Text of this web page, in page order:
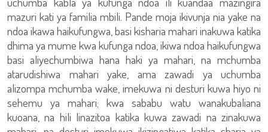
mazuri kati ya familia mbili. Pande moja ikivunja nia yake na
ndoa ikawa haikufungwa, basi kisharia mahari inakuwa katika
dhima ya mume kwa kufunga ndoa, ikiwa ndoa haikufungwa
basi aliyechumbiwa hana haki ya mahari, na mchumba
atarudishiwa mahari yake, ama zawadi ya uchumba
alizompa mchumba wake, imekuwa ni desturi kuwa hiyo ni
sehemu ya mahari; kwa sababu watu wanakubaliana
kuoana, na hili linazitoa katika kuwa zawadi na zinakuwa